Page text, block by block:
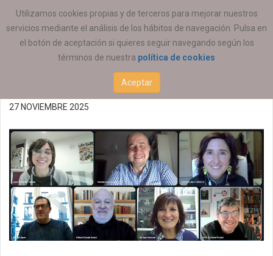
Utilizamos cookies propias y de terceros para mejorar nuestros
servicios mediante el análisis de los hábitos de navegación. Pulsa en
el botón de aceptación si quieres seguir navegando según los
términos de nuestra política de cookies
Aceptar
ESTÁ AQUÍ: ACTUALIDAD COEESCV
Comisión Permanente
del COEESCV 26112025
27 NOVIEMBRE 2025